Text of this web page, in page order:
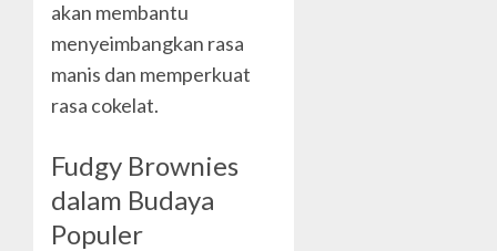
akan membantu
menyeimbangkan rasa
manis dan memperkuat
rasa cokelat.
Fudgy Brownies
dalam Budaya
Populer